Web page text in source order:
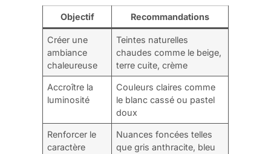
Objectif Recommandations
Créer une
ambiance
chaleureuse
Teintes naturelles
chaudes comme le beige,
terre cuite, crème
Accroître la
luminosité
Couleurs claires comme
le blanc cassé ou pastel
doux
Renforcer le
caractère
Nuances foncées telles
que gris anthracite, bleu